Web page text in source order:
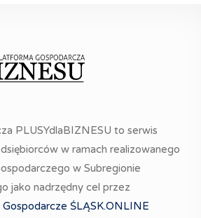
PLUSYdlaBIZNESU to serwis
w ramach realizowanego
w Subregionie
jako nadrzędny cel przez
ŚLĄSK.ONLINE